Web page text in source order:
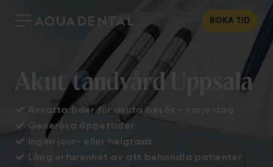
BOKA TID
Akut tandvård Uppsala

Avsatta tider för akuta besök - varje dag
 Generösa öppettider

Ingen jour- eller helgtaxa

Lång erfarenhet av att behandla patienter